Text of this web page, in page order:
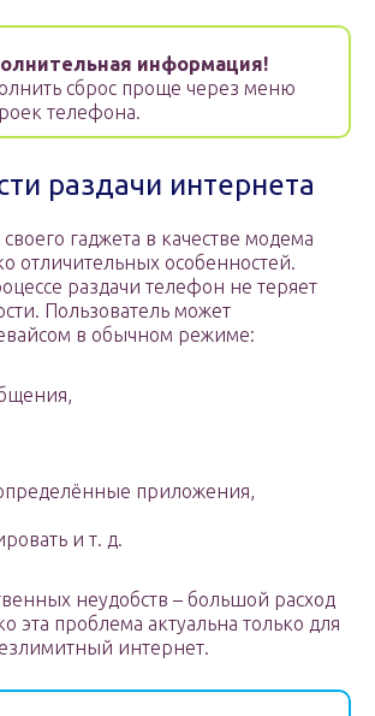
информация!
сброс проще через меню
телефона.
раздачи интернета
гаджета в качестве модема
отличительных особенностей.
раздачи телефон не теряет
Пользователь может
в обычном режиме:
определённые приложения,
и т. д.
неудобств – большой расход
эта проблема актуальна только для
интернет.